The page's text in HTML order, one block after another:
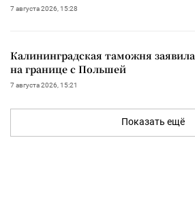
7 августа 2026, 15:28
Калининградская таможня
на границе с Польшей
7 августа 2026, 15:21
Показать ещё